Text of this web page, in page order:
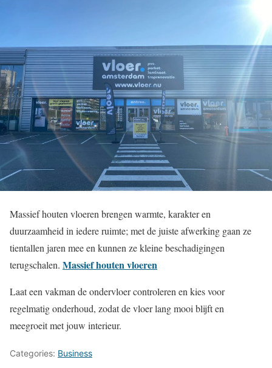
Massief houten vloeren brengen warmte, karakter en
duurzaamheid in iedere ruimte; met de juiste afwerking gaan ze
tientallen jaren mee en kunnen ze kleine beschadigingen
terugschalen. Massief houten vloeren
Laat een vakman de ondervloer controleren en kies voor
regelmatig onderhoud, zodat de vloer lang mooi blijft en
meegroeit met jouw interieur.
Categories: Business